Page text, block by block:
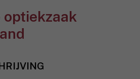
optiekzaak